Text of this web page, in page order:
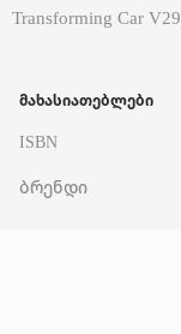
Transforming Car V29
მახასიათებლები
ISBN
ბრენდი